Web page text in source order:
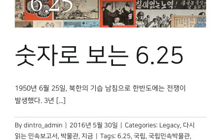
민속 인사이드
원문보기 PDF
박물관 홈페이지
숫자로 보는 6.25
1950년 6월 25일, 북한의 기습 남침으로 한반도에는 전쟁이
발생했다. 3년 [...]
By dintro_admin 2016년 5월 30일 Categories: Legacy, 다시
읽는 민속보고서 , 박물관, 지금 Tags: 6.25, 국립, 국립민속박물관,